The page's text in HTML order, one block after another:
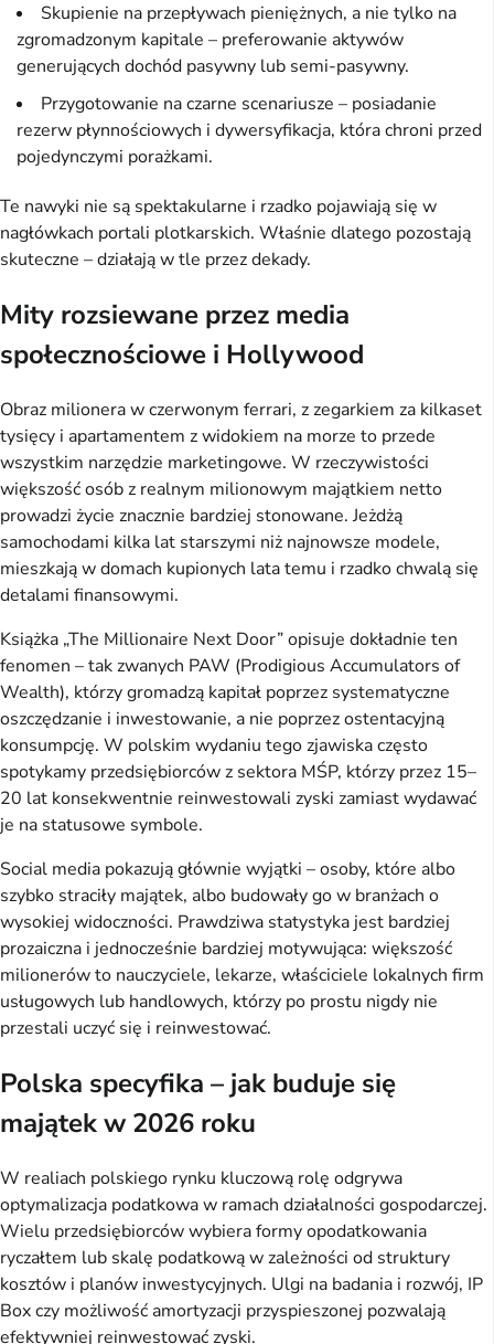
Skupienie na przepływach pieniężnych, a nie tylko na
zgromadzonym kapitale – preferowanie aktywów
generujących dochód pasywny lub semi-pasywny.
Przygotowanie na czarne scenariusze – posiadanie
rezerw płynnościowych i dywersyfikacja, która chroni przed
pojedynczymi porażkami.
Te nawyki nie są spektakularne i rzadko pojawiają się w
nagłówkach portali plotkarskich. Właśnie dlatego pozostają
skuteczne – działają w tle przez dekady.
Mity rozsiewane przez media
społecznościowe i Hollywood
Obraz milionera w czerwonym ferrari, z zegarkiem za kilkaset
tysięcy i apartamentem z widokiem na morze to przede
wszystkim narzędzie marketingowe. W rzeczywistości
większość osób z realnym milionowym majątkiem netto
prowadzi życie znacznie bardziej stonowane. Jeżdżą
samochodami kilka lat starszymi niż najnowsze modele,
mieszkają w domach kupionych lata temu i rzadko chwalą się
detalami finansowymi.
Książka „The Millionaire Next Door” opisuje dokładnie ten
fenomen – tak zwanych PAW (Prodigious Accumulators of
Wealth), którzy gromadzą kapitał poprzez systematyczne
oszczędzanie i inwestowanie, a nie poprzez ostentacyjną
konsumpcję. W polskim wydaniu tego zjawiska często
spotykamy przedsiębiorców z sektora MŚP, którzy przez 15–
20 lat konsekwentnie reinwestowali zyski zamiast wydawać
je na statusowe symbole.
Social media pokazują głównie wyjątki – osoby, które albo
szybko straciły majątek, albo budowały go w branżach o
wysokiej widoczności. Prawdziwa statystyka jest bardziej
prozaiczna i jednocześnie bardziej motywująca: większość
milionerów to nauczyciele, lekarze, właściciele lokalnych firm
usługowych lub handlowych, którzy po prostu nigdy nie
przestali uczyć się i reinwestować.
Polska specyfika – jak buduje się
majątek w 2026 roku
W realiach polskiego rynku kluczową rolę odgrywa
optymalizacja podatkowa w ramach działalności gospodarczej.
Wielu przedsiębiorców wybiera formy opodatkowania
ryczałtem lub skalę podatkową w zależności od struktury
kosztów i planów inwestycyjnych. Ulgi na badania i rozwój, IP
Box czy możliwość amortyzacji przyspieszonej pozwalają
efektywniej reinwestować zyski.